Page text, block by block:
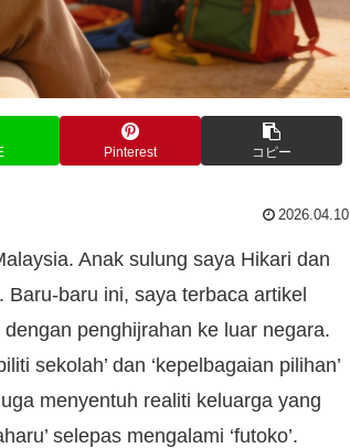
Pinterest コピー
2026.04.10
Anak sulung saya Hikari dan
baru ini, saya terbaca artikel
penghijrahan ke luar negara.
sekolah’ dan ‘kepelbagaian pilihan’
menyentuh realiti keluarga yang
selepas mengalami ‘futoko’.